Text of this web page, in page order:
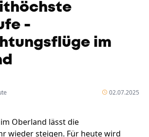
-
im
02.07.2025
Oberland lässt die
wieder steigen. Für heute wird